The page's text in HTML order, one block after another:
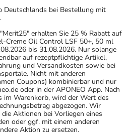
Deutschlands bei Bestellung mit
erhalten Sie 25 % Rabatt auf
Creme Oil Control LSF 50+, 50 ml
bis 31.08.2026. Nur solange
auf rezeptpflichtige Artikel,
und Versandkosten sowie bei
Nicht mit anderen
Coupons) kombinierbar und nur
oder in der APONEO App. Nach
im Warenkorb, wird der Wert des
abgezogen. Wir
Aktionen bei Vorliegen eines
oder ggf. mit einem anderen
Aktion zu ersetzen.